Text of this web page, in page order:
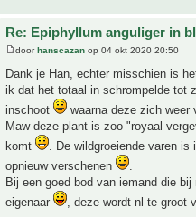
Re: Epiphyllum anguliger in
doorhanscazan op 04 okt 2020 20:50
Dank je Han, echter misschien is
ik dat het totaal in schrompelde tot
inschoot
waarna deze zich weer
Maw deze plant is zoo "royaal
komt
. De wildgroeiende varen
opnieuw verschenen
Bij een goed bod van iemand die
eigenaar
, deze wordt nl te groot